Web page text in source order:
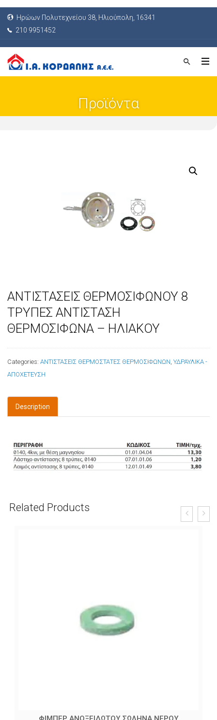
Ηρώων Πολυτεχνείου 38, Ηλιούπολη, 16341
210 9951452
Προϊόντα
ΑΝΤΙΣΤΑΣΕΙΣ ΘΕΡΜΟΣΙΦΩΝΟΥ 8
ΤΡΥΠΕΣ ΑΝΤΙΣΤΑΣΗ
ΘΕΡΜΟΣΙΦΩΝΑ – ΗΛΙΑΚΟΥ
Categories: ΑΝΤΙΣΤΑΣΕΙΣ ΘΕΡΜΟΣΤΑΤΕΣ ΘΕΡΜΟΣΙΦΩΝΩΝ ΥΔΡΑΥΛΙΚΑ -
ΑΠΟΧΕΤΕΥΣΗ
Description
Related Products